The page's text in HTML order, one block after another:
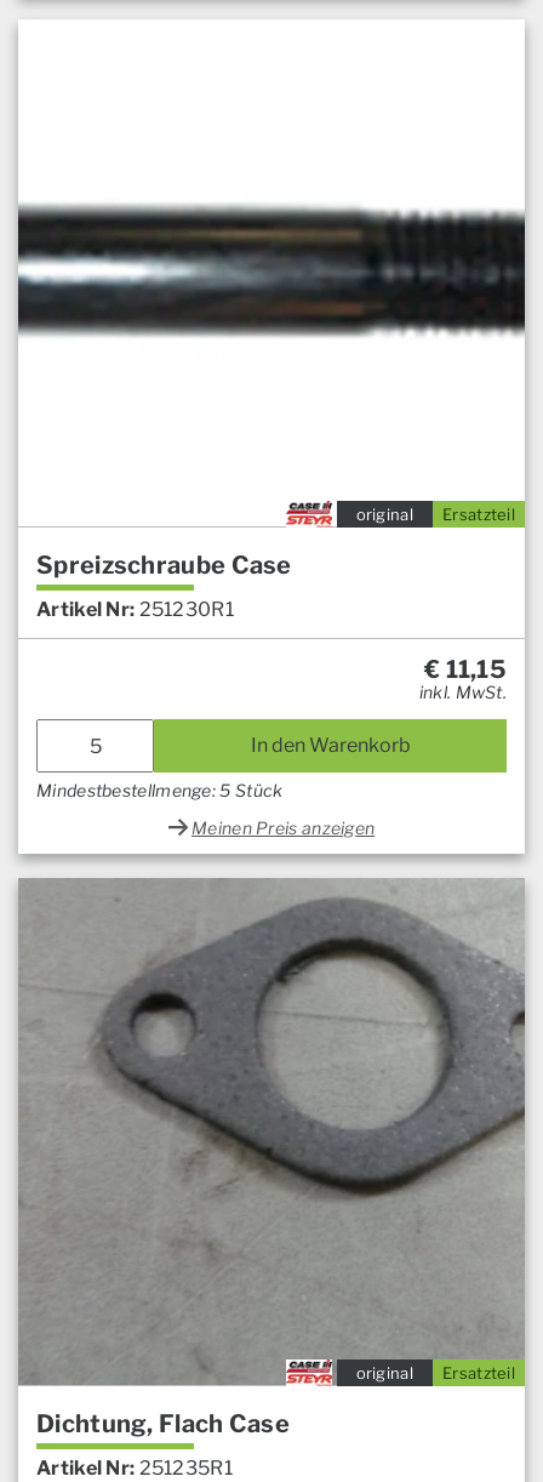
Ersatzteil
original
Spreizschraube Case
Artikel Nr: 251230R1
€ 11,15
inkl. MwSt.
In den Warenkorb
Mindestbestellmenge: 5 Stück
Meinen Preis anzeigen
Ersatzteil
original
Dichtung, Flach Case
Artikel Nr: 251235R1